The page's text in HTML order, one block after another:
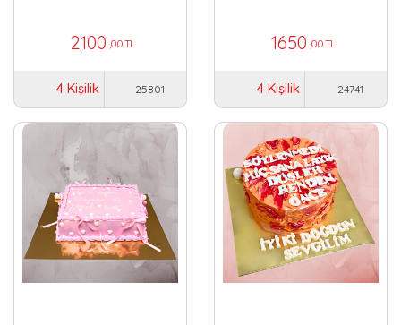
2100 ,00 TL
4 Kişilik 25801
1650 ,00 TL
4 Kişilik 24741